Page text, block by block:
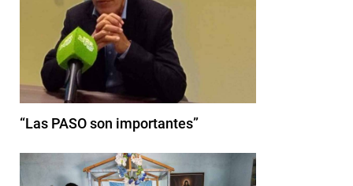
“Las PASO son importantes”